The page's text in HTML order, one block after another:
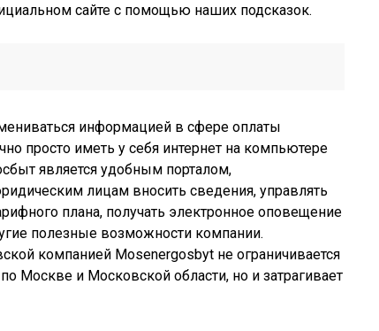
сайте с помощью наших подсказок.
информацией в сфере оплаты
просто иметь у себя интернет на компьютере
является удобным порталом,
лицам вносить сведения, управлять
плана, получать электронное оповещение
полезные возможности компании.
компанией Mosenergosbyt не ограничивается
Москве и Московской области, но и затрагивает